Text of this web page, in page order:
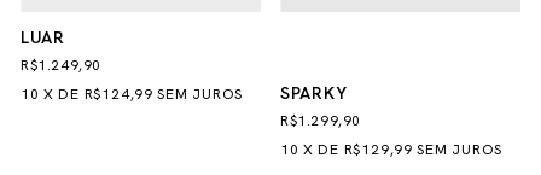
LUAR
R$1.249,90
10 XDE R$124,99 SEM JUROS SPARKY
R$1.299,90
10 XDE R$129,99 SEM JUROS